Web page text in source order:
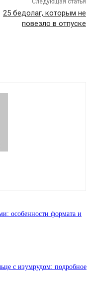
Следующая статья
25 бедолаг, которым не
повезло в отпуске
особенности формата и
с изумрудом: подробное